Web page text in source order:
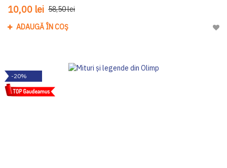
10,00 lei 58,50 lei
ADAUGĂ ÎN COȘ
-20%